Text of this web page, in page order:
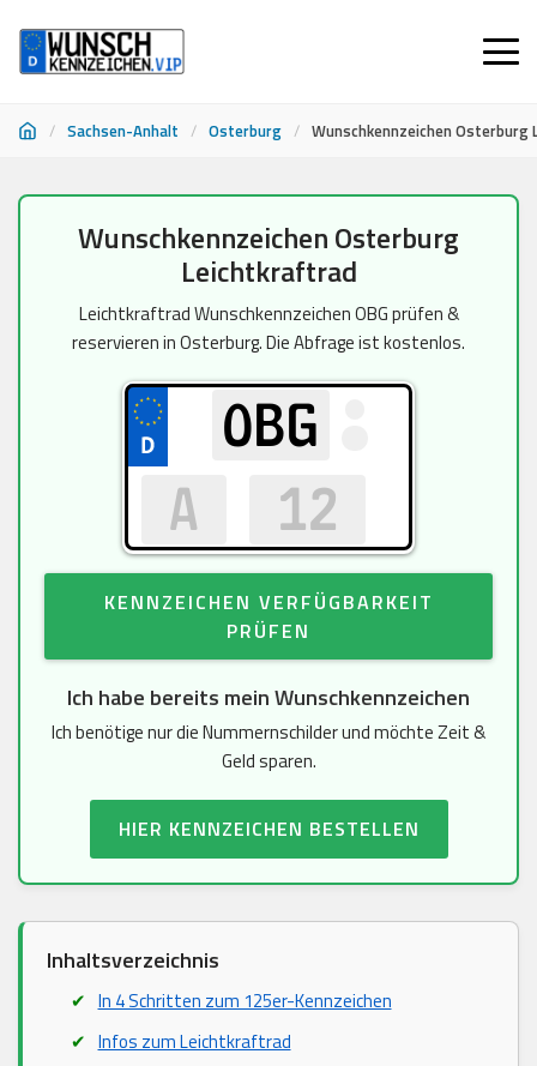
/ Sachsen-Anhalt / Osterburg / Wunschkennzeichen
Wunschkennzeichen Osterburg
Leichtkraftrad
Leichtkraftrad Wunschkennzeichen OBG prüfen &
reservieren in Osterburg. Die Abfrage ist kostenlos.
KENNZEICHEN VERFÜGBARKEIT
PRÜFEN
Ich habe bereits mein Wunschkennzeichen
Ich benötige nur die Nummernschilder und möchte Zeit &
Geld sparen.
HIER KENNZEICHEN BESTELLEN
Inhaltsverzeichnis
In 4 Schritten zum 125er-Kennzeichen
Infos zum Leichtkraftrad